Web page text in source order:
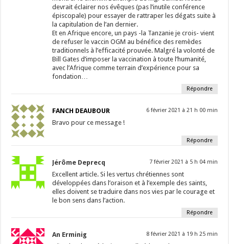
devrait éclairer nos évêques (pas l’inutile conférence
épiscopale) pour essayer de rattraper les dégats suite à
la capitulation de l’an dernier.
Et en Afrique encore, un pays -la Tanzanie je crois- vient
de refuser le vaccin OGM au bénéfice des remèdes
traditionnels à l’efficacité prouvée. Malgré la volonté de
Bill Gates d’imposer la vaccination à toute l’humanité,
avec l’Afrique comme terrain d’expérience pour sa
fondation…
Répondre
FANCH DEAUBOUR 6 février 2021 à 21 h 00 min
Bravo pour ce message !
Répondre
Jérôme Deprecq 7 février 2021 à 5 h 04 min
Excellent article. Si les vertus chrétiennes sont
développées dans l’oraison et à l’exemple des saints,
elles doivent se traduire dans nos vies par le courage et
le bon sens dans l’action.
Répondre
An Erminig 8 février 2021 à 19 h 25 min